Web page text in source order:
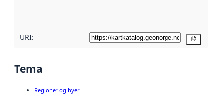
URI:
Tema
Regioner og byer